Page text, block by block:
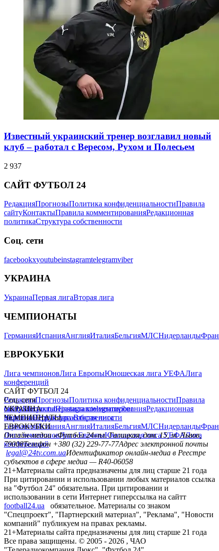
Известный украинский тренер возглавил новый
клуб – работал с Вересом, Рухом и Полесьем
2 937
САЙТ ФУТБОЛ 24
РедакцияПрогнозыПолитика конфиденциальностиПравила
сайтуКонтактыПравила комментированияРедакционная
политикаСтруктура собственности
Соц. сети
facebookxyoutubeinstagramtelegramviber
УКРАИНА
УкраинаПервая лигаВторая лига
ЧЕМПИОНАТЫ
ГерманияИспанияАнглияИталияБельгияМЛСНидерланды
ЕВРОКУБКИ
Лига чемпионовЛига ЕвропыЮношеская лига УЕФАЛига
конференций
САЙТ ФУТБОЛ 24
РедакцияПрогнозыПолитика конфиденциальностиПравила
сайтуКонтактыПравила комментированияРедакционная
политикаСтруктура собственности
Соц. сети
facebookxyoutubeinstagramtelegramviber
УКРАИНА
УкраинаПервая лигаВторая лига
ЧЕМПИОНАТЫ
ГерманияИспанияАнглияИталияБельгияМЛСНидерланды
ЕВРОКУБКИ
Лига чемпионовЛига ЕвропыЮношеская лига УЕФАЛига
конференций
Онлайн-медиа «Футбол 24»пл. Галицкая, дом. 15, м. Львов,
79008Телефон +380 (32) 229-77-77Адрес электронной почты
legal@24tv.com.uaИдентификатор онлайн-медиа в Реестре
субъектов в сфере медиа — R40-06058
21+Материалы сайта предназначены для лиц старше 21 года
При цитировании и использовании любых материалов ссылка
на "Футбол 24" обязательна. При цитировании и
использовании в сети Интернет гиперссылка на сайтт
football24.ua
обязательное. Материалы со знаком
"Спецпроект", "Партнерский материал", "Реклама", "Новости
компаний" публикуем на правах рекламы.
21+Материалы сайта предназначены для лиц старше 21 года
Все права защищены. © 2005 - 2026 , ЧАО